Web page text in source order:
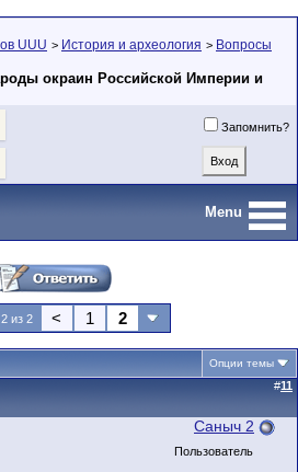
UUU > История и археология > Вопросы
окраин Российской Империи и
Запомнить?
Menu
из 2 < 1 2
Опции темы
#11
Саныч 2
Пользователь